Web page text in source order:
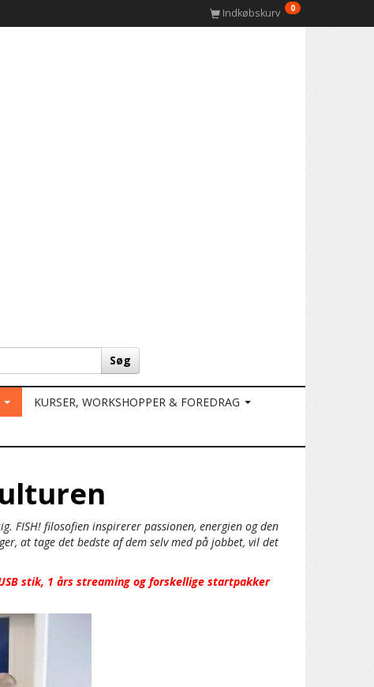
Indkøbskurv 0
Søg
KURSER, WORKSHOPPER & FOREDRAG
FISH! filosofien inspirerer passionen, energien og den
at tage det bedste af dem selv med på jobbet, vil det
stik, 1 års streaming og forskellige startpakker